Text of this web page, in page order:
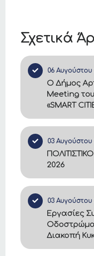
Σχετικά
06 Αυγούστου
Ο Δήμος
Meeting
«SMART
03 Αυγούστου
2026
03 Αυγούστου
Εργασίες
Διακοπή